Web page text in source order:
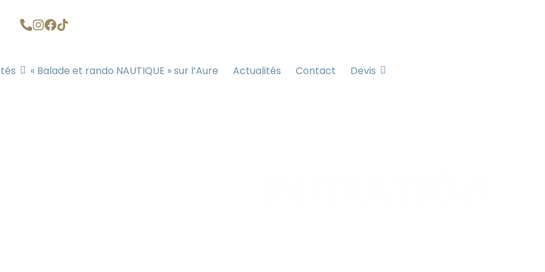
« Balade et rando NAUTIQUE » sur l’Aure Actualités Contact Devis